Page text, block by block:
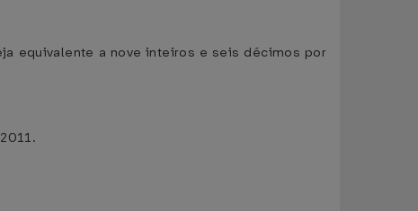
equivalente a nove inteiros e seis décimos por